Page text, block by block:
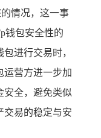
情况，这一事
钱包安全性的
进行交易时，
运营方进一步加
安全，避免类似
交易的稳定与安